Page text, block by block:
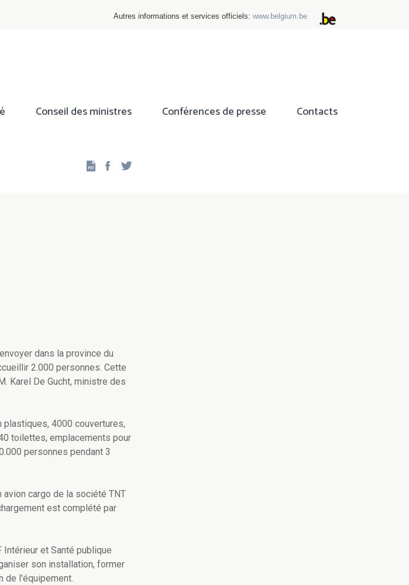
Autres informations et services officiels: www.belgium.be
Conseil des ministres Conférences de presse Contacts
Facebook
dans la province du
2.000 personnes. Cette
Karel De Gucht, ministre des
plastiques, 4000 couvertures,
toilettes, emplacements pour
personnes pendant 3
cargo de la société TNT
est complété par
et Santé publique
son installation, former
de l'équipement.